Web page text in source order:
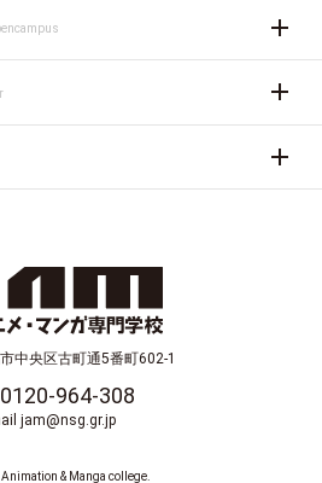
中央区古町通5番町602-1
964-308
jam@nsg.gr.jp
& Manga college.